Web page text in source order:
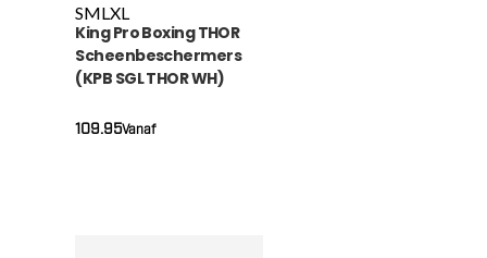
SMLXL
King Pro Boxing THOR
Scheenbeschermers
(KPB SGL THOR WH)
Vanaf
109.95